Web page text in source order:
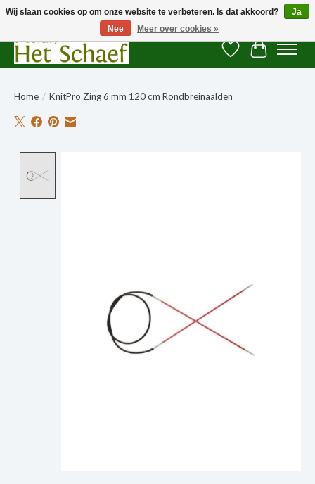
Verlanglijst
Home / KnitPro Zing 6 mm 120 cm Rondbreinaalden
Wij slaan cookies op om onze website te verbeteren. Is dat akkoord?
Ja
Nee
Meer over cookies »